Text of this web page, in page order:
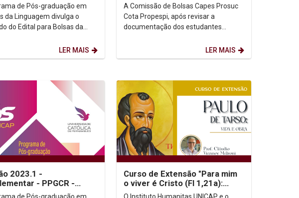
de Pós-graduação em
da Linguagem divulga o
do Edital para Bolsas da
LER MAIS
(Mestrados)
A Comissão de Bolsas Capes Prosuc
Cota Propespi, após revisar a
documentação dos estudantes
resultado da seleção para as...LER MAIS
2023.1 -
- PPGCR -
Curso de Extensão "Para mim
o viver é Cristo (Fl 1,21a):
Paulo de Tarso, vida e obra